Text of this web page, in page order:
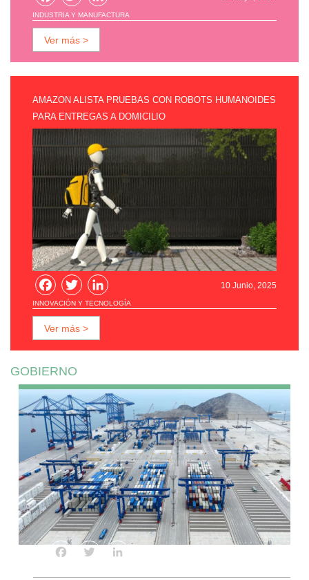
Facebook
Twitter
LinkedIn
AMAZON ALISTA PRUEBAS CON ROBOTS HUMANOIDES
PARA ENTREGAS A DOMICILIO
Facebook
Twitter
LinkedIn
Ver más >
GOBIERNO